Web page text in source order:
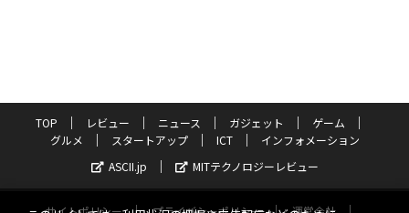
TOP レビュー ニュース ガジェット
ゲーム
グルメ
スタートアップ ICT
インフォメーション
ASCII.jp
MITテクノロジーレビュー